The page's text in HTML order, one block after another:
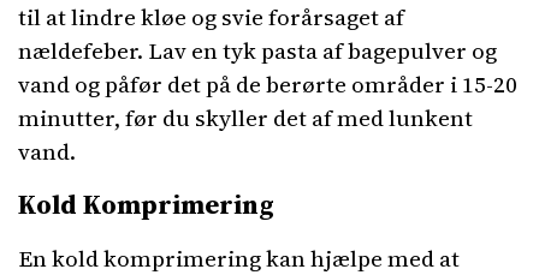
til at lindre kløe og svie forårsaget af
nældefeber. Lav en tyk pasta af bagepulver og
vand og påfør det på de berørte områder i 15-20
minutter, før du skyller det af med lunkent
vand.
Kold Komprimering
En kold komprimering kan hjælpe med at